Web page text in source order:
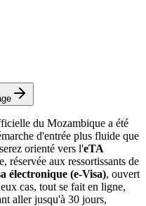
du Mozambique a été
d'entrée plus fluide que
orienté vers l'eTA
aux ressortissants de
électronique (e-Visa), ouvert
cas, tout se fait en ligne,
aller jusqu'à 30 jours,